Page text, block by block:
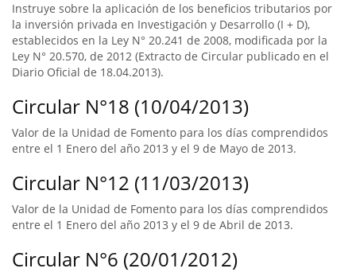
Instruye sobre la aplicación de los beneficios tributarios por
la inversión privada en Investigación y Desarrollo (I + D),
establecidos en la Ley N° 20.241 de 2008, modificada por la
Ley N° 20.570, de 2012 (Extracto de Circular publicado en el
Diario Oficial de 18.04.2013).
Circular N°18 (10/04/2013)
Valor de la Unidad de Fomento para los días comprendidos
entre el 1 Enero del año 2013 y el 9 de Mayo de 2013.
Circular N°12 (11/03/2013)
Valor de la Unidad de Fomento para los días comprendidos
entre el 1 Enero del año 2013 y el 9 de Abril de 2013.
Circular N°6 (20/01/2012)